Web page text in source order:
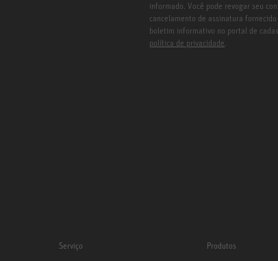
informado. Você pode revogar seu
cancelamento de assinatura
boletim informativo no portal de
política de privacidade.
Serviço Produtos